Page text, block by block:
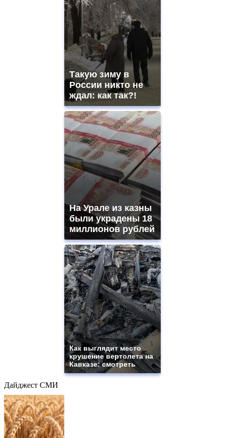
Такую зиму в
России никто не
ждал: как так?!
На Урале из казны
были украдены 18
миллионов рублей
Как выглядит место
крушение вертолета на
Кавказе: смотреть
Дайджест СМИ